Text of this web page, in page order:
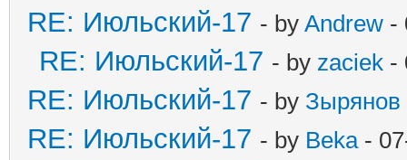
RE: Июльский-17 - by Andrew -
RE: Июльский-17 - by zaciek -
RE: Июльский-17 - by Зырянов
RE: Июльский-17 - by Beka-